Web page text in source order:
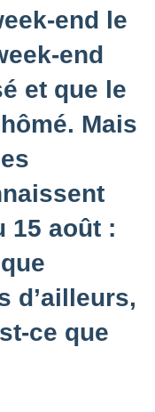
end le
end
et que le
Mais
15 août :
d’ailleurs,
ce que